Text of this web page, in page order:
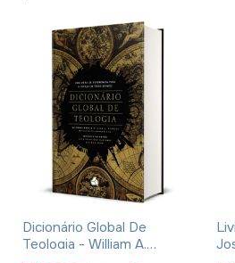
Dicionário Global De
Teologia - William A.